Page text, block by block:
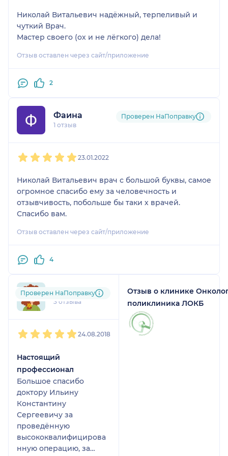
этим столкнулся
впервые очень сложно
разобраться с чего
начинать. ПРОСТО
УЖАС!!!!
Николай Витальевич надёжный, терпеливый и
чуткий Врач.
Мастер своего (ох и не лёгкого) дела!
Отзыв оставлен через сайт/приложение
2
Фаина
1 отзыв
Проверен НаПоправку
23.01.2022
Николай Витальевич врач с большой буквы, самое
огромное спасибо ему за человечность и
отзывчивость, побольше бы таки х врачей.
Спасибо вам.
Отзыв оставлен через сайт/приложение
4
Алёна
3 отзыва
Проверен НаПоправку
24.08.2018
Настоящий
профессионал
Большое спасибо
доктору Ильину
Константину
Сергеевичу за
проведённую
высококвалифицирова
нную операцию, за
Отзыв о клинике
поликлиника ЛОКБ